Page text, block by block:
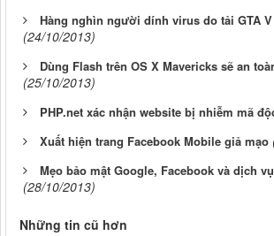
Hàng nghìn người dính virus do tải GTA
(24/10/2013)
Dùng Flash trên OS X Mavericks sẽ an
(25/10/2013)
PHP.net xác nhận website bị nhiễm mã
Xuất hiện trang Facebook Mobile giả mạo
Mẹo bảo mật Google, Facebook và dịch
(28/10/2013)
Những tin cũ hơn